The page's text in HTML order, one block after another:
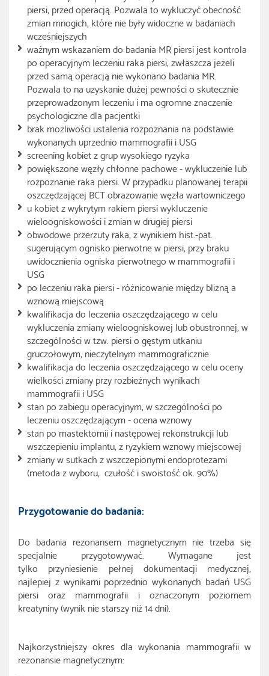
piersi, przed operacją. Pozwala to wykluczyć obecność
zmian mnogich, które nie były widoczne w badaniach
wcześniejszych
ważnym wskazaniem do badania MR piersi jest kontrola
po operacyjnym leczeniu raka piersi, zwłaszcza jeżeli
przed samą operacją nie wykonano badania MR.
Pozwala to na uzyskanie dużej pewności o skutecznie
przeprowadzonym leczeniu i ma ogromne znaczenie
psychologiczne dla pacjentki
brak możliwości ustalenia rozpoznania na podstawie
wykonanych uprzednio mammografii i USG
screening kobiet z grup wysokiego ryzyka
powiększone węzły chłonne pachowe - wykluczenie lub
rozpoznanie raka piersi. W przypadku planowanej terapii
oszczędzającej BCT obrazowanie węzła wartowniczego
u kobiet z wykrytym rakiem piersi wykluczenie
wieloogniskowości i zmian w drugiej piersi
obwodowe przerzuty raka, z wynikiem hist.-pat.
sugerującym ognisko pierwotne w piersi, przy braku
uwidocznienia ogniska pierwotnego w mammografii i
USG
po leczeniu raka piersi - różnicowanie między blizną a
wznową miejscową
kwalifikacja do leczenia oszczędzającego w celu
wykluczenia zmiany wieloogniskowej lub obustronnej, w
szczególności w tzw. piersi o gęstym utkaniu
gruczołowym, nieczytelnym mammograficznie
kwalifikacja do leczenia oszczędzającego w celu oceny
wielkości zmiany przy rozbieżnych wynikach
mammografii i USG
stan po zabiegu operacyjnym, w szczególności po
leczeniu oszczędzającym - ocena wznowy
stan po mastektomii i następowej rekonstrukcji lub
wszczepieniu implantu, z ryzykiem wznowy miejscowej
zmiany w sutkach z wszczepionymi endoprotezami
(metoda z wyboru, czułość i swoistość ok. 90%)
Przygotowanie do badania:
Do badania rezonansem magnetycznym nie trzeba się
specjalnie przygotowywać. Wymagane jest
tylko przyniesienie pełnej dokumentacji medycznej,
najlepiej z wynikami poprzednio wykonanych badań USG
piersi oraz mammografii i oznaczonym poziomem
kreatyniny (wynik nie starszy niż 14 dni).
Najkorzystniejszy okres dla wykonania mammografii w
rezonansie magnetycznym: